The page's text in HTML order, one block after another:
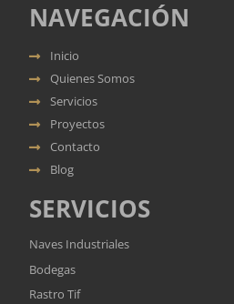
NAVEGACIÓN
Inicio
Quienes Somos
Servicios
Proyectos
Contacto
Blog
SERVICIOS
Naves Industriales
Bodegas
Rastro Tif